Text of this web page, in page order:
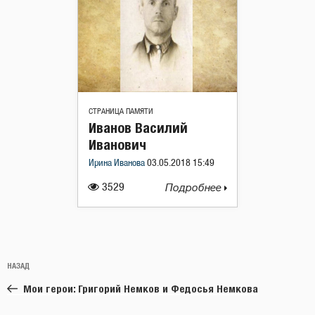
СТРАНИЦА ПАМЯТИ
3529
Иванов Василий
Иванович
Ирина Иванова 03.05.2018 15:49
Подробнее
по
записям
Предыдущая
запись:
НАЗАД
Мои герои: Григорий Немков и Федосья Немкова